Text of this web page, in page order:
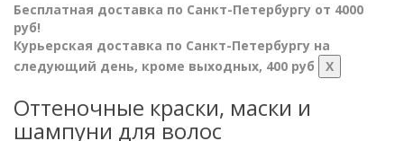
Бесплатная доставка по Санкт-Петербургу от 4000
руб!
Курьерская доставка по Санкт-Петербургу на
следующий день, кроме выходных, 400 руб
X
Оттеночные краски, маски и
шампуни для волос